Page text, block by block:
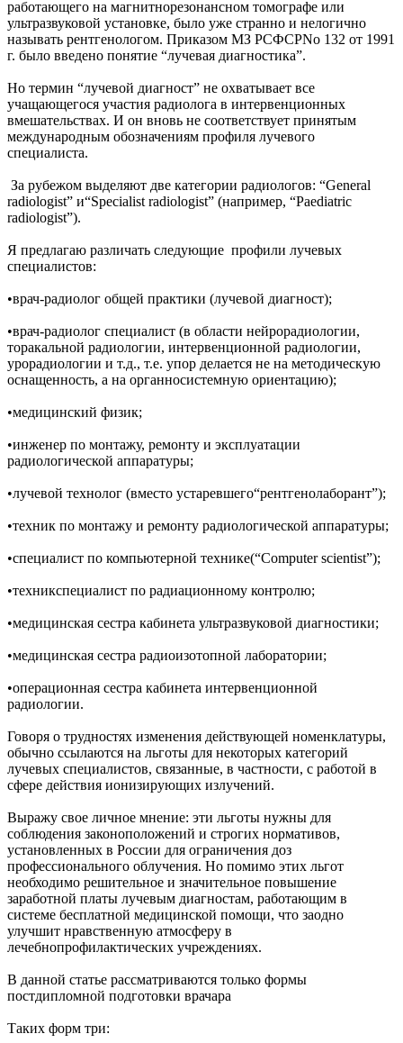
работающего на магнитнорезонансном томографе или
ультразвуковой установке, было уже странно и нелогично
называть рентгенологом. Приказом МЗ РСФСРNo 132 от 1991
г. было введено понятие “лучевая диагностика”.
Но термин “лучевой диагност” не охватывает все
учащающегося участия радиолога в интервенционных
вмешательствах. И он вновь не соответствует принятым
международным обозначениям профиля лучевого
специалиста.
За рубежом выделяют две категории радиологов: “General
radiologist” и“Specialist radiologist” (например, “Paediatric
radiologist”).
Я предлагаю различать следующие профили лучевых
специалистов:
•врач-радиолог общей практики (лучевой диагност);
•врач-радиолог специалист (в области нейрорадиологии,
торакальной радиологии, интервенционной радиологии,
урорадиологии и т.д., т.е. упор делается не на методическую
оснащенность, а на органносистемную ориентацию);
•медицинский физик;
•инженер по монтажу, ремонту и эксплуатации
радиологической аппаратуры;
•лучевой технолог (вместо устаревшего“рентгенолаборант”);
•техник по монтажу и ремонту радиологической аппаратуры;
•специалист по компьютерной технике(“Computer scientist”);
•техникспециалист по радиационному контролю;
•медицинская сестра кабинета ультразвуковой диагностики;
•медицинская сестра радиоизотопной лаборатории;
•операционная сестра кабинета интервенционной
радиологии.
Говоря о трудностях изменения действующей номенклатуры,
обычно ссылаются на льготы для некоторых категорий
лучевых специалистов, связанные, в частности, с работой в
сфере действия ионизирующих излучений.
Выражу свое личное мнение: эти льготы нужны для
соблюдения законоположений и строгих нормативов,
установленных в России для ограничения доз
профессионального облучения. Но помимо этих льгот
необходимо решительное и значительное повышение
заработной платы лучевым диагностам, работающим в
системе бесплатной медицинской помощи, что заодно
улучшит нравственную атмосферу в
лечебнопрофилактических учреждениях.
В данной статье рассматриваются только формы
постдипломной подготовки врачара
Таких форм три: